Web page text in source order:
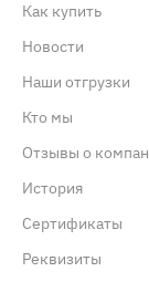
Как купить
Новости
Наши отгрузки
Кто мы
Отзывы о
История
Сертификаты
Реквизиты